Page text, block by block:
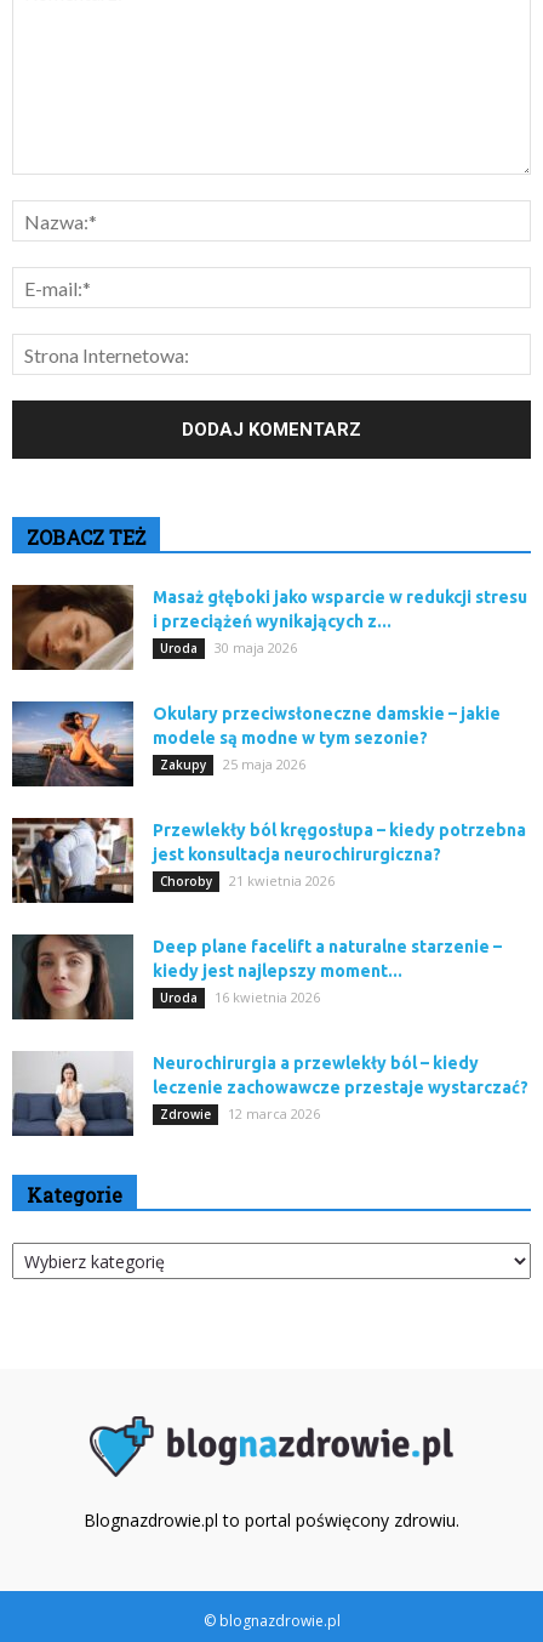
ZOBACZ TEŻ
Masaż głęboki jako wsparcie w redukcji stresu
i przeciążeń wynikających z...
Uroda 30 maja 2026
Okulary przeciwsłoneczne damskie – jakie
modele są modne w tym sezonie?
Zakupy 25 maja 2026
Przewlekły ból kręgosłupa – kiedy potrzebna
jest konsultacja neurochirurgiczna?
Choroby 21 kwietnia 2026
Deep plane facelift a naturalne starzenie –
kiedy jest najlepszy moment...
Uroda 16 kwietnia 2026
Neurochirurgia a przewlekły ból – kiedy
leczenie zachowawcze przestaje wystarczać?
Zdrowie 12 marca 2026
Kategorie
Kategorie
Blognazdrowie.pl to portal poświęcony zdrowiu.
© blognazdrowie.pl